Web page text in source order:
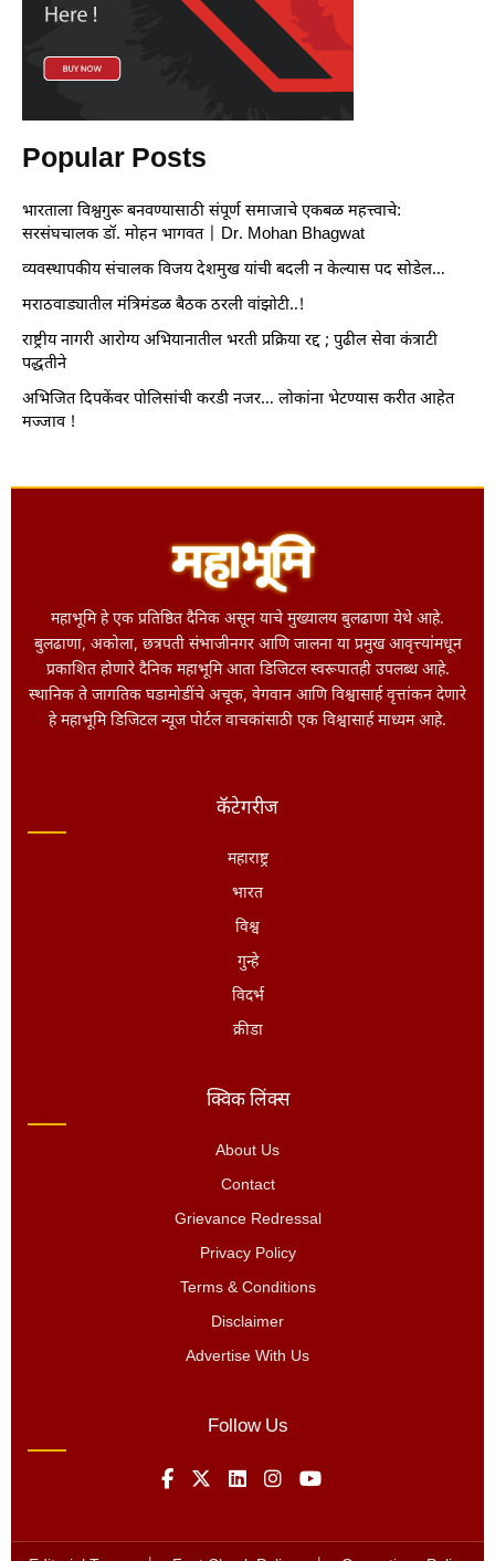
Popular Posts
भारताला विश्वगुरू बनवण्यासाठी संपूर्ण समाजाचे एकबळ महत्त्वाचे:
सरसंघचालक डॉ. मोहन भागवत | Dr. Mohan Bhagwat
व्यवस्थापकीय संचालक विजय देशमुख यांची बदली न केल्यास पद सोडेल…
मराठवाड्यातील मंत्रिमंडळ बैठक ठरली वांझोटी..!
राष्ट्रीय नागरी आरोग्य अभियानातील भरती प्रक्रिया रद्द ; पुढील सेवा कंत्राटी
पद्धतीने
अभिजित दिपकेंवर पोलिसांची करडी नजर… लोकांना भेटण्यास करीत आहेत
मज्जाव !
महाभूमि हे एक प्रतिष्ठित दैनिक असून याचे मुख्यालय बुलढाणा येथे आहे.
बुलढाणा, अकोला, छत्रपती संभाजीनगर आणि जालना या प्रमुख आवृत्त्यांमधून
प्रकाशित होणारे दैनिक महाभूमि आता डिजिटल स्वरूपातही उपलब्ध आहे.
स्थानिक ते जागतिक घडामोडींचे अचूक, वेगवान आणि विश्वासार्ह वृत्तांकन देणारे
हे महाभूमि डिजिटल न्यूज पोर्टल वाचकांसाठी एक विश्वासार्ह माध्यम आहे.
कॅटेगरीज
महाराष्ट्र
भारत
विश्व
गुन्हे
विदर्भ
क्रीडा
क्विक लिंक्स
About Us
Contact
Grievance Redressal
Privacy Policy
Terms & Conditions
Disclaimer
Advertise With Us
Follow Us